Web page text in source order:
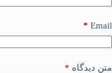
Email
*
متن دیدگاه *